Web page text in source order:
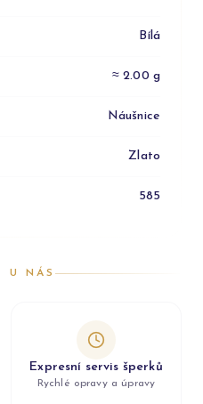
Bílá
≈ 2.00 g
Náušnice
Zlato
585
U NÁS
Expresní servis šperků
Rychlé opravy a úpravy